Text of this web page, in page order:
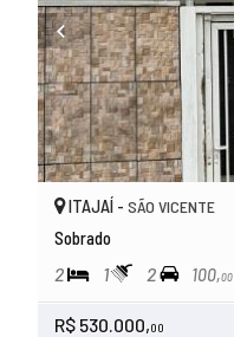
ITAJAÍ - SÃO VICENTE
Sobrado
2 1 2 100,00
R$ 530.000,00